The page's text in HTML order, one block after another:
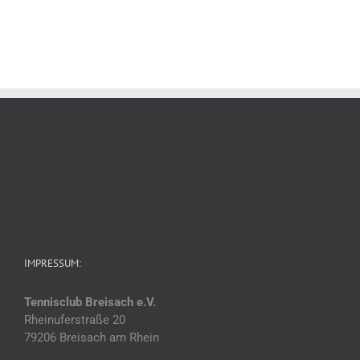
IMPRESSUM:
Tennisclub Breisach e.V.
Rheinuferstraße 20
79206 Breisach am Rhein